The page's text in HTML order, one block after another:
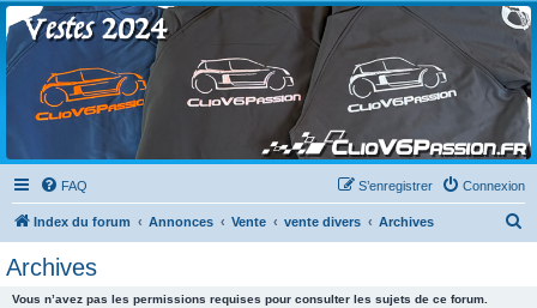
Clio V6 Passion
Le site français des passionnés de Clio V6
FAQ Connexion
S’enregistrer
Index du forum Annonces Vente vente divers Archives
Archives
Vous n’avez pas les permissions requises pour consulter les sujets de ce forum.